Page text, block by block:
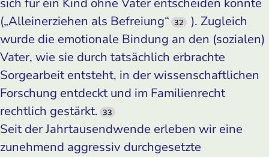
(„Alleinerziehen als Befreiung“ 32
). Zugleich
wurde die emotionale Bindung an den (sozialen)
Vater, wie sie durch tatsächlich erbrachte
Sorgearbeit entsteht, in der wissenschaftlichen
Forschung entdeckt und im Familienrecht
rechtlich gestärkt. 33
Seit der Jahrtausendwende erleben wir eine
zunehmend aggressiv durchgesetzte